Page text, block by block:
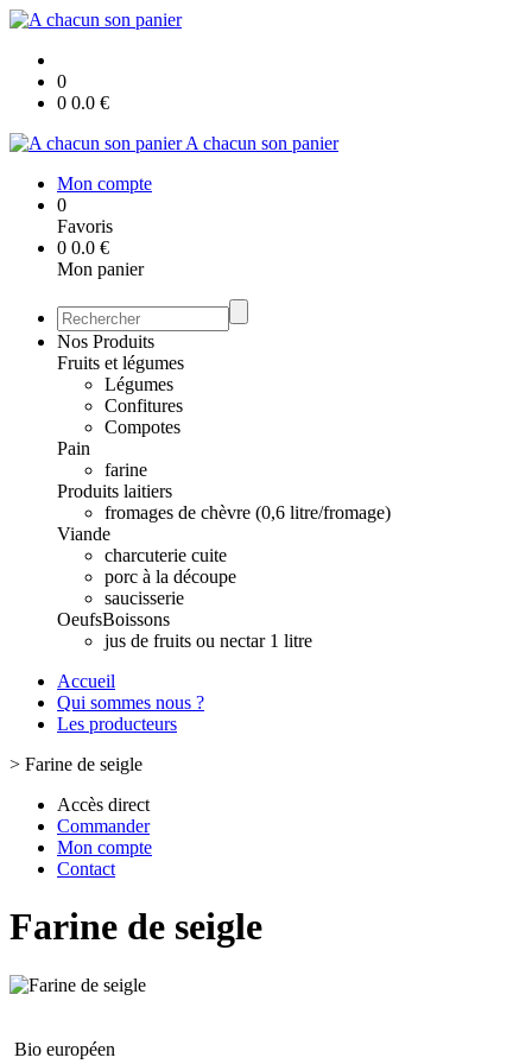
0
0 0.0 €
A chacun son panier
Mon compte
0
Favoris
0 0.0 €
Mon panier
Nos Produits
Fruits et légumes
Légumes
Confitures
Compotes
Pain
farine
Produits laitiers
fromages de chèvre (0,6 litre/fromage)
Viande
charcuterie cuite
porc à la découpe
saucisserie
OeufsBoissons
jus de fruits ou nectar 1 litre
Accueil
Qui sommes nous ?
Les producteurs
> Farine de seigle
Accès direct
Commander
Mon compte
Contact
Farine de seigle
Bio européen